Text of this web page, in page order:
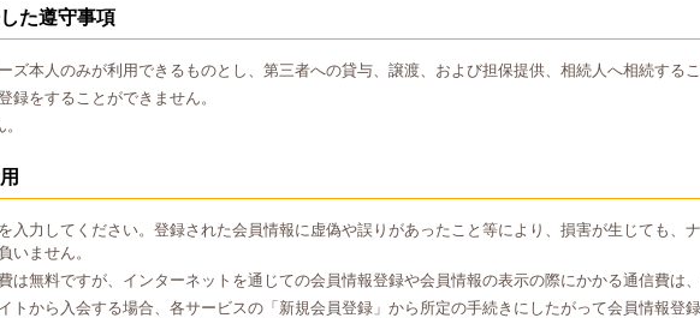
た遵守事項
本人のみが利用できるものとし、第三者への貸与、譲渡、および担保提供、相続人へ相続するこ
録をすることができません。
入力してください。登録された会員情報に虚偽や誤りがあったこと等により、損害が生じても、
いません。
は無料ですが、インターネットを通じての会員情報登録や会員情報の表示の際にかかる通信費は
トから入会する場合、各サービスの「新規会員登録」から所定の手続きにしたがって会員情報登